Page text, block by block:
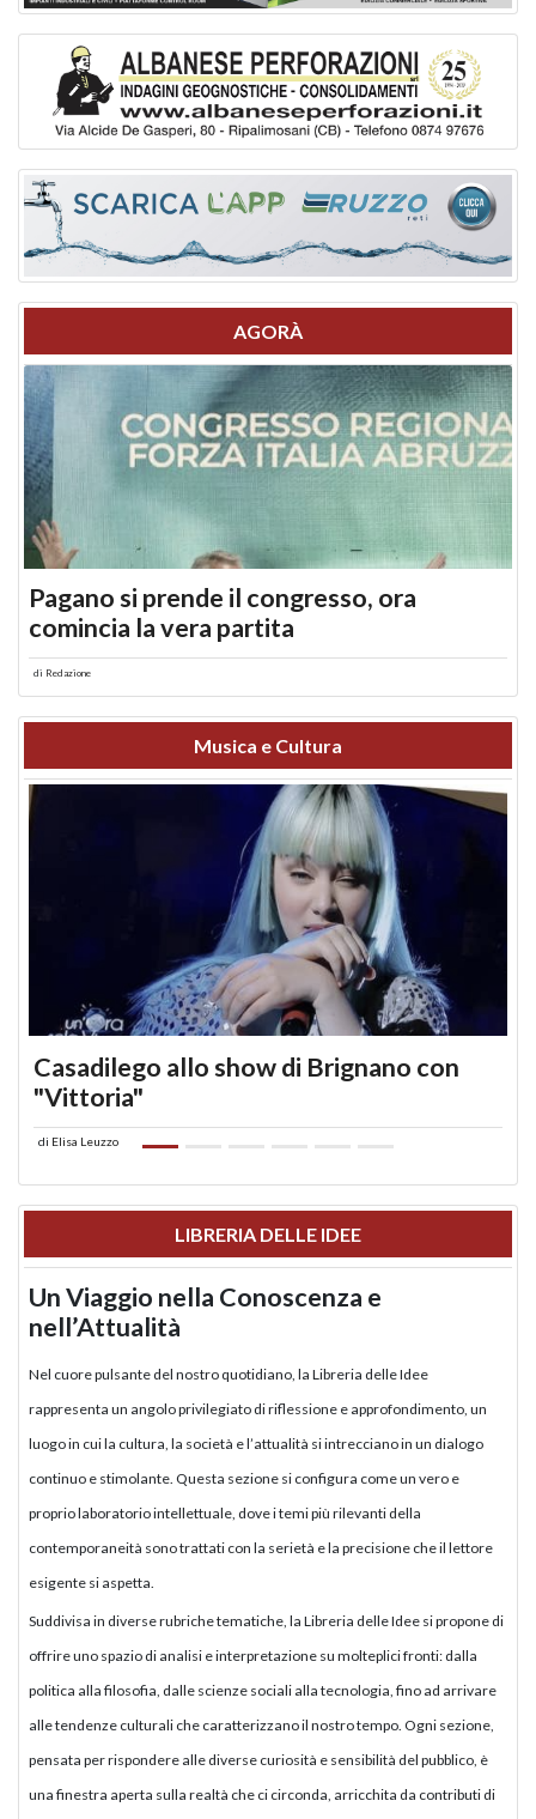
AGORÀ
Pagano si prende il congresso, ora
comincia la vera partita
di Redazione
Musica e Cultura
Casadilego allo show di Brignano con
"Vittoria"
di Elisa Leuzzo
LIBRERIA DELLE IDEE
Un Viaggio nella Conoscenza e
nell’Attualità
Nel cuore pulsante del nostro quotidiano, la Libreria delle Idee
rappresenta un angolo privilegiato di riflessione e approfondimento, un
luogo in cui la cultura, la società e l’attualità si intrecciano in un dialogo
continuo e stimolante. Questa sezione si configura come un vero e
proprio laboratorio intellettuale, dove i temi più rilevanti della
contemporaneità sono trattati con la serietà e la precisione che il lettore
esigente si aspetta.
Suddivisa in diverse rubriche tematiche, la Libreria delle Idee si propone di
offrire uno spazio di analisi e interpretazione su molteplici fronti: dalla
politica alla filosofia, dalle scienze sociali alla tecnologia, fino ad arrivare
alle tendenze culturali che caratterizzano il nostro tempo. Ogni sezione,
pensata per rispondere alle diverse curiosità e sensibilità del pubblico, è
una finestra aperta sulla realtà che ci circonda, arricchita da contributi di